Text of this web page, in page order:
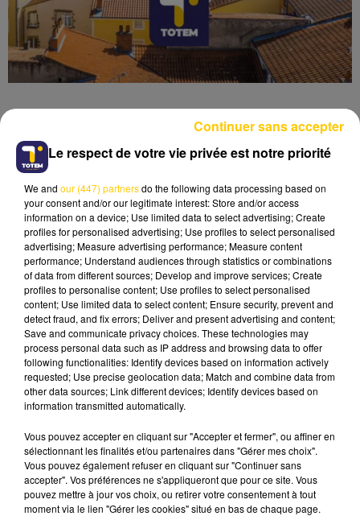
30 mai 2025 - 5 min 5 sec
L'INFO DU PUY-DE-DÔME DU 30/05/25
À 08H30
Ecoutez sur Totem l'information dans le Cantal,
le pays de Brioude et Issoire avec les reportages
de nos journalistes sur le terrain.
Le respect de votre vie privée est notre priorité
We and our (447) partnersdo the following data processing based on
your consent and/or our legitimate interest: Store and/or access
information on a device; Use limited data to select advertising; Create
profiles for personalised advertising; Use profiles to select personalised
advertising; Measure advertising performance; Measure content
performance; Understand audiences through statistics or combinations
of data from different sources; Develop and improve services; Create
profiles to personalise content; Use profiles to select personalised
content; Use limited data to select content; Ensure security, prevent and
detect fraud, and fix errors; Deliver and present advertising and content;
Save and communicate privacy choices. These technologies may
process personal data such as IP address and browsing data to offer
following functionalities: Identify devices based on information actively
requested; Use precise geolocation data; Match and combine data from
other data sources; Link different devices; Identify devices based on
information transmitted automatically.
Vous pouvez accepter en cliquant sur "Accepter et fermer", ou affiner en
sélectionnant les finalités et/ou partenaires dans "Gérer mes choix".
Vous pouvez également refuser en cliquant sur "Continuer sans
accepter". Vos préférences ne s'appliqueront que pour ce site. Vous
pouvez mettre à jour vos choix, ou retirer votre consentement à tout
moment via le lien "Gérer les cookies" situé en bas de chaque page.
Continuer sans accepter